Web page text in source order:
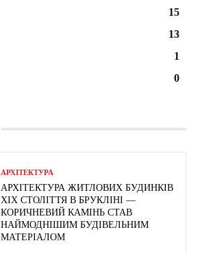
15
13
1
0
АРХІТЕКТУРА
АРХІТЕКТУРА ЖИТЛОВИХ БУДИНКІВ
ХІХ СТОЛІТТЯ В БРУКЛІНІ —
КОРИЧНЕВИЙ КАМІНЬ СТАВ
НАЙМОДНІШИМ БУДІВЕЛЬНИМ
МАТЕРІАЛОМ